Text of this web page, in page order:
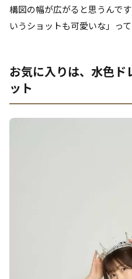
構図の幅が広がると思うんで
いうショットも可愛いな」っ
お気に入りは、水色ド
ット